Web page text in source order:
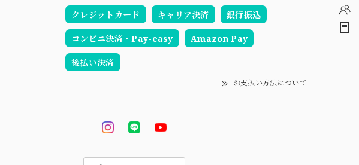
クレジットカード
キャリア決済 銀行振込
コンビニ決済・Pay-easy Amazon Pay
後払い決済
お支払い方法について